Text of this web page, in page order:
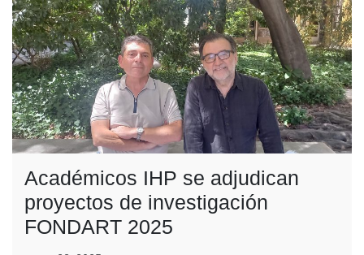
Académicos IHP se adjudican
proyectos de investigación
FONDART 2025